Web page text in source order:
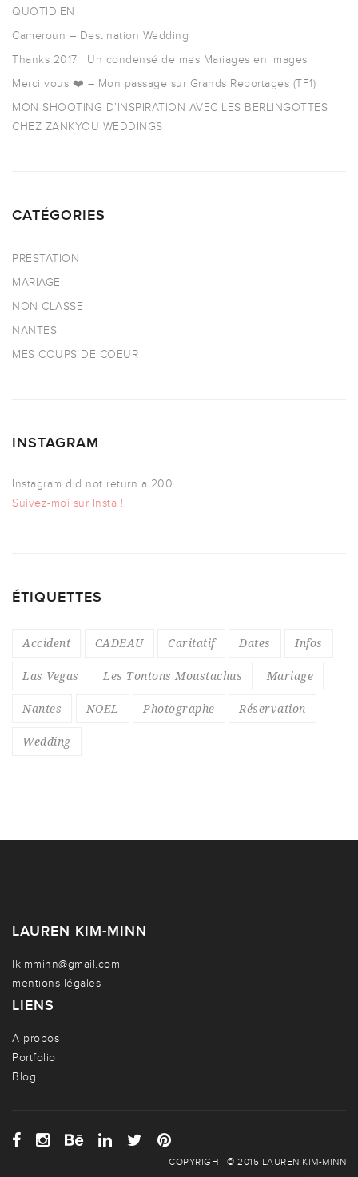
QUOTIDIEN
Cameroun – Destination Wedding
Thanks 2017 ! Un condensé de mes Mariages en images
Merci vous ❤️ – Mon passage sur Grands Reportages (TF1)
MON SHOOTING D’INSPIRATION AVEC LES BERLINGOTTES
CHEZ ZANKYOU WEDDINGS
CATÉGORIES
PRESTATION
MARIAGE
NON CLASSE
NANTES
MES COUPS DE COEUR
INSTAGRAM
Instagram did not return a 200.
Suivez-moi sur Insta !
ÉTIQUETTES
Accident CADEAU Caritatif Dates Infos
Las Vegas Les Tontons Moustachus Mariage
Nantes NOEL Photographe Réservation
Wedding
LAUREN KIM-MINN
lkimminn@gmail.com
mentions légales
LIENS
A propos
Portfolio
Blog
COPYRIGHT © 2015 LAUREN KIM-MINN